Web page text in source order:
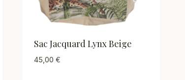
Sac Jacquard Lynx Beige
45,00 €